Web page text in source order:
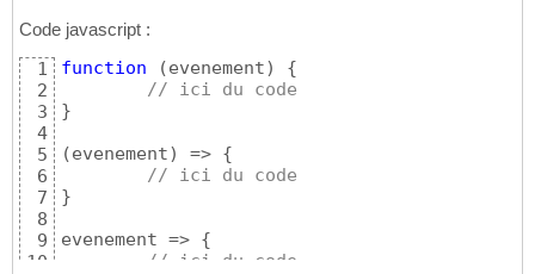
Code javascript :
1
2
3
4
5
6
7
8
9
10
function (evenement)
{
// ici du code
}
(evenement) => {
// ici du code
}
evenement => {
// ici du code